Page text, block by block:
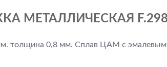
МЕТАЛЛИЧЕСКАЯ
толщина 0,8 мм. Сплав ЦАМ с